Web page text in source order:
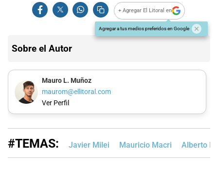
+ Agregar El Litoral en
Agregar a tus medios preferidos en Google
Sobre el Autor
Mauro L. Muñoz
maurom@ellitoral.com
Ver Perfil
#TEMAS: Javier Milei Mauricio Macri Alberto